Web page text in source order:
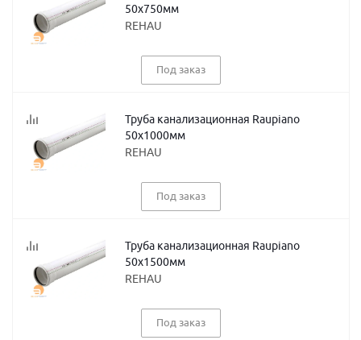
50х750мм
REHAU
Под заказ
Труба канализационная Raupiano
50х1000мм
REHAU
Под заказ
Труба канализационная Raupiano
50х1500мм
REHAU
Под заказ